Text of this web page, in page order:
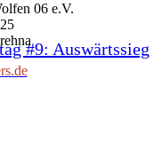
#9: Auswärtssieg
06 e.V.